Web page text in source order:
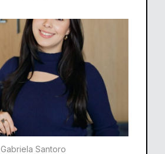
Gabriela Santoro​